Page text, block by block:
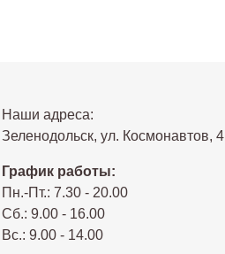
Наши адреса:
Зеленодольск, ул. Космонавтов, 4
График работы:
Пн.-Пт.: 7.30 - 20.00
Сб.: 9.00 - 16.00
Вс.: 9.00 - 14.00